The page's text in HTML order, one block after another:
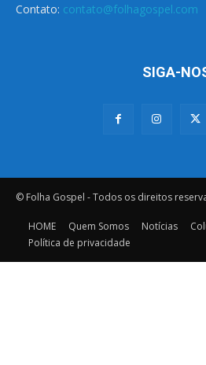
Contato: contato@folhagospel.com
SIGA-
© Folha Gospel - Todos os direitos
HOME Quem Somos Notícias
Política de privacidade